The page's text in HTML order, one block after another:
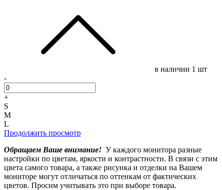
в наличии 1 шт
-
+
S
M
L
Продолжить просмотр
Обращаем Ваше внимание! У каждого монитора разные
настройки по цветам, яркости и контрастности. В связи с этим
цвета самого товара, а также рисунка и отделки на Вашем
мониторе могут отличаться по оттенкам от фактических
цветов. Просим учитывать это при выборе товара.